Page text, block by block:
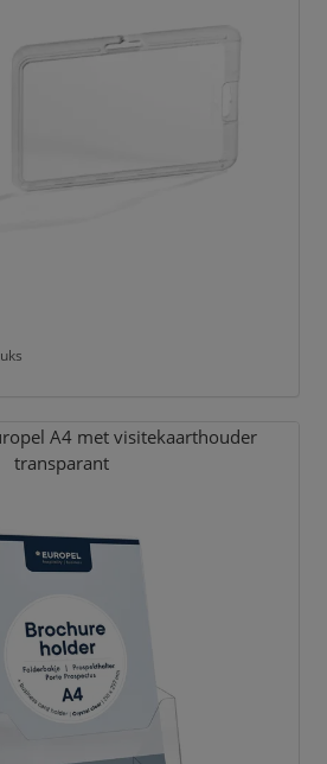
A4 met visitekaarthouder
transparant